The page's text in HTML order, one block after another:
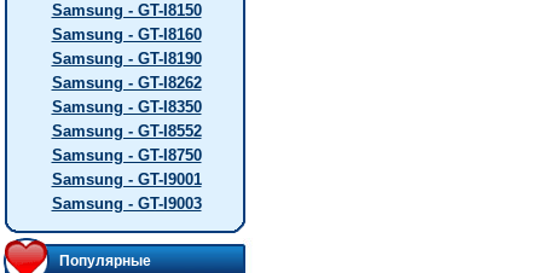
Samsung - GT-I8150
Samsung - GT-I8160
Samsung - GT-I8190
Samsung - GT-I8262
Samsung - GT-I8350
Samsung - GT-I8552
Samsung - GT-I8750
Samsung - GT-I9001
Samsung - GT-I9003
Популярные